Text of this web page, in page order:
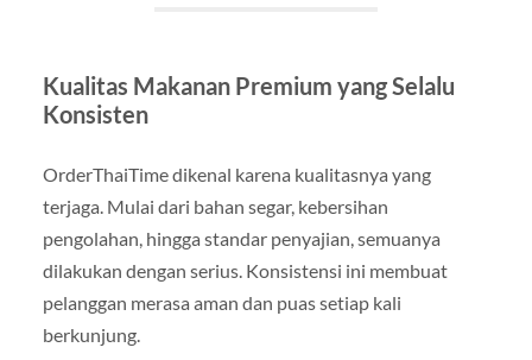
Kualitas Makanan Premium yang Selalu
Konsisten
OrderThaiTime dikenal karena kualitasnya yang
terjaga. Mulai dari bahan segar, kebersihan
pengolahan, hingga standar penyajian, semuanya
dilakukan dengan serius. Konsistensi ini membuat
pelanggan merasa aman dan puas setiap kali
berkunjung.